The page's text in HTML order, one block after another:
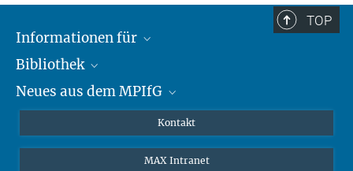
TOP
Informationen für
Forschende
Gäste
Bibliothek
Profil
Neues aus dem MPIfG
Newsletter abonnieren
Kontakt
MAX Intranet